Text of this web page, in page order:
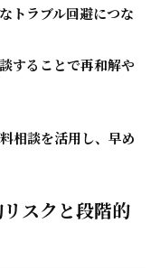
トラブル回避につな
することで再和解や
相談を活用し、早め
スクと段階的